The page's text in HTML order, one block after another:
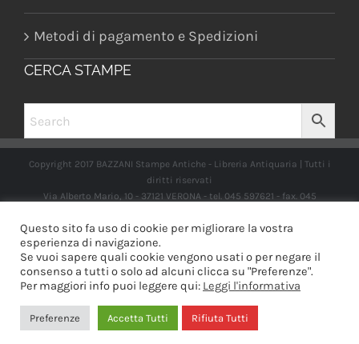
Metodi di pagamento e Spedizioni
CERCA STAMPE
Copyright 2017 BAZZANI Stampe Antiche - Libreria Antiquaria | Tutti i
diritti riservati
Via Alberto Mario, 10 - 37121 VERONA - tel. 045 597621 - fax. 045
IT03989970235
FacebookInstagram
Questo sito fa uso di cookie per migliorare la vostra
esperienza di navigazione.
Se vuoi sapere quali cookie vengono usati o per negare il
consenso a tutti o solo ad alcuni clicca su "Preferenze".
Per maggiori info puoi leggere qui: Leggi l'informativa
Preferenze Accetta Tutti Rifiuta Tutti